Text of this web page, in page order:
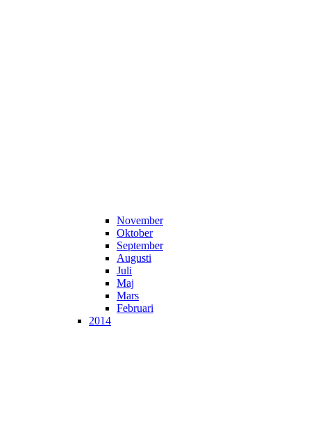
November
Oktober
September
Augusti
Juli
Maj
Mars
Februari
2014